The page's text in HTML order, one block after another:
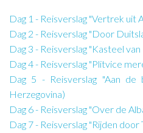
Dag 1 - Reisverslag "Vertrek uit
Dag 2 - Reisverslag "Door
Dag 3 - Reisverslag "Kasteel
Dag 4 - Reisverslag "Plitvice
Dag 5 - Reisverslag "Aan
Herzegovina)
Dag 6 - Reisverslag "Over de
Dag 7 - Reisverslag "Rijden door